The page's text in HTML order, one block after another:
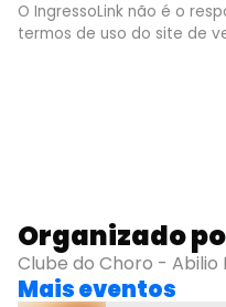
O IngressoLink não é o
termos de uso do site de
Organizado
Clube do Choro - Abilio
Mais eventos